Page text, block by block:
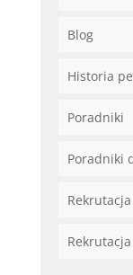
Blog
Historia
Poradniki
Poradniki